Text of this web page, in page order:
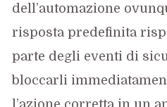
dell’automazione
risposta predefinita
parte degli eventi di
bloccarli
l’azione corretta in un